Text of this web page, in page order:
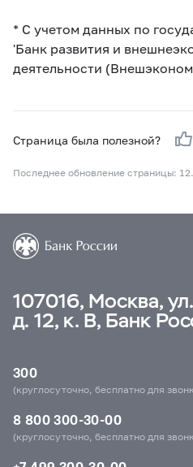
* С учетом данных по
'Банк развития и
деятельности
Страница была полезной?
Последнее обновление страницы:
107016, Москва,
д. 12, к. В, Банк
300
(круглосуточно, бесплатно для
8 800 300-30-00
(круглосуточно, бесплатно для